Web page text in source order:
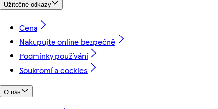
Užitečné odkazy
Cena
Nakupujte online bezpečně
Podmínky používání
Soukromí a cookies
O nás